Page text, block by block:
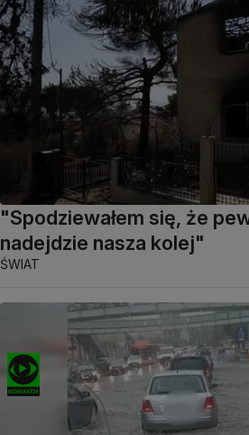
"Spodziewałem się, że
nadejdzie nasza kolej"
ŚWIAT